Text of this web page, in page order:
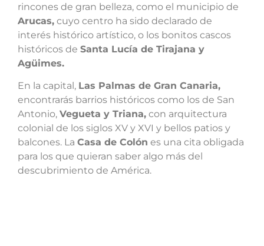
rincones de gran belleza, como el municipio de
Arucas, cuyo centro ha sido declarado de
interés histórico artístico, o los bonitos cascos
históricos de Santa Lucía de Tirajana y
Agüimes.
En la capital, Las Palmas de Gran Canaria,
encontrarás barrios históricos como los de San
Antonio, Vegueta y Triana, con arquitectura
colonial de los siglos XV y XVI y bellos patios y
balcones. La Casa de Colón es una cita obligada
para los que quieran saber algo más del
descubrimiento de América.